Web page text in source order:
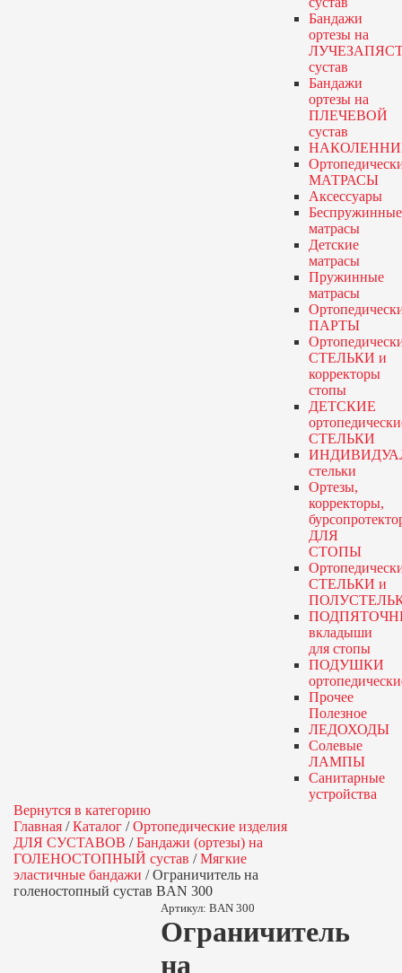
Бандажи
ортезы на
сустав
Бандажи
ортезы на
ПЛЕЧЕВОЙ
сустав
МАТРАСЫ
Аксессуары
Беспружинные
матрасы
Детские
матрасы
Пружинные
матрасы
ПАРТЫ
СТЕЛЬКИ и
корректоры
стопы
ДЕТСКИЕ
СТЕЛЬКИ
стельки
Ортезы,
корректоры,
ДЛЯ
СТОПЫ
СТЕЛЬКИ и
вкладыши
для стопы
ПОДУШКИ
Прочее
Полезное
ЛЕДОХОДЫ
Солевые
ЛАМПЫ
Санитарные
устройства
Вернутся в категорию
Главная /Каталог /Ортопедические изделия
ДЛЯ СУСТАВОВ /Бандажи (ортезы) на
ГОЛЕНОСТОПНЫЙ сустав /Мягкие
эластичные бандажи /Ограничитель на
голеностопный сустав BAN 300
Артикул:BAN 300
Ограничитель
на